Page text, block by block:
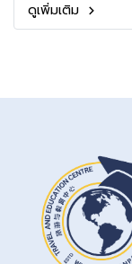
ดูเพิ่มเติม